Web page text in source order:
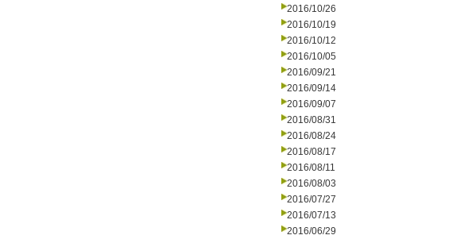
2016/10/26
2016/10/19
2016/10/12
2016/10/05
2016/09/21
2016/09/14
2016/09/07
2016/08/31
2016/08/24
2016/08/17
2016/08/11
2016/08/03
2016/07/27
2016/07/13
2016/06/29